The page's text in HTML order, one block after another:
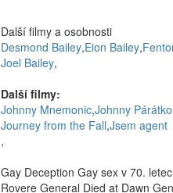
Další filmy a osobnosti
Desmond Bailey,Eion Bailey,
Joel Bailey,
Další filmy:
Johnny Mnemonic,Johnny Párátko
Journey from the Fall,Jsem agent
,
Gay Deception Gay sex v 70.
Rovere General Died at Dawn